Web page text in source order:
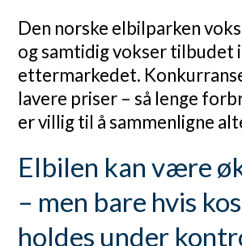
Den norske elbilparken
og samtidig vokser tilbudet i
ettermarkedet.
lavere priser – så lenge
er villig til å sammenligne
Elbilen kan være
– men bare hvis
holdes under